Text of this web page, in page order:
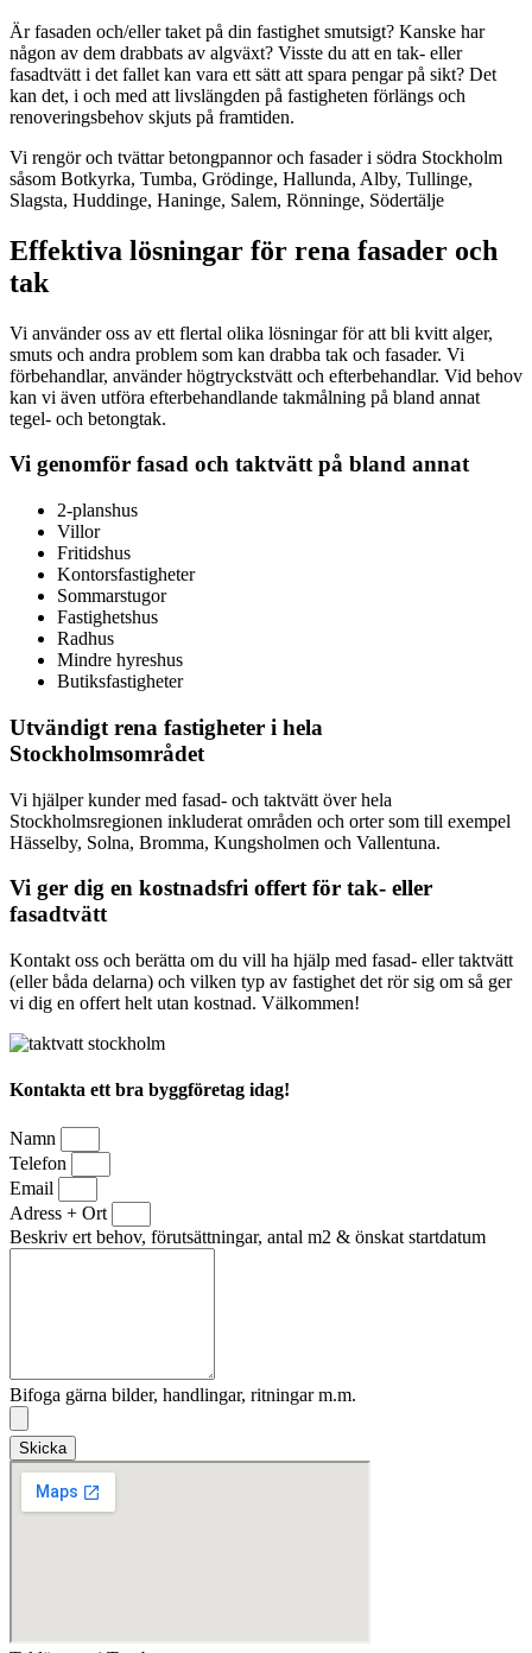
Är fasaden och/eller taket på din fastighet smutsigt? Kanske har
någon av dem drabbats av algväxt? Visste du att en tak- eller
fasadtvätt i det fallet kan vara ett sätt att spara pengar på sikt? Det
kan det, i och med att livslängden på fastigheten förlängs och
renoveringsbehov skjuts på framtiden.
Vi rengör och tvättar betongpannor och fasader i södra Stockholm
såsom Botkyrka, Tumba, Grödinge, Hallunda, Alby, Tullinge,
Slagsta, Huddinge, Haninge, Salem, Rönninge, Södertälje
Effektiva lösningar för rena fasader och
tak
Vi använder oss av ett flertal olika lösningar för att bli kvitt alger,
smuts och andra problem som kan drabba tak och fasader. Vi
förbehandlar, använder högtryckstvätt och efterbehandlar. Vid behov
kan vi även utföra efterbehandlande takmålning på bland annat
tegel- och betongtak.
Vi genomför fasad och taktvätt på bland annat
2-planshus
Villor
Fritidshus
Kontorsfastigheter
Sommarstugor
Fastighetshus
Radhus
Mindre hyreshus
Butiksfastigheter
Utvändigt rena fastigheter i hela
Stockholmsområdet
Vi hjälper kunder med fasad- och taktvätt över hela
Stockholmsregionen inkluderat områden och orter som till exempel
Hässelby, Solna, Bromma, Kungsholmen och Vallentuna.
Vi ger dig en kostnadsfri offert för tak- eller
fasadtvätt
Kontakt oss och berätta om du vill ha hjälp med fasad- eller taktvätt
(eller båda delarna) och vilken typ av fastighet det rör sig om så ger
vi dig en offert helt utan kostnad. Välkommen!
Kontakta ett bra byggföretag idag!
Namn
Telefon
Email
Adress + Ort
Beskriv ert behov, förutsättningar, antal m2 & önskat startdatum
Bifoga gärna bilder, handlingar, ritningar m.m.
Skicka